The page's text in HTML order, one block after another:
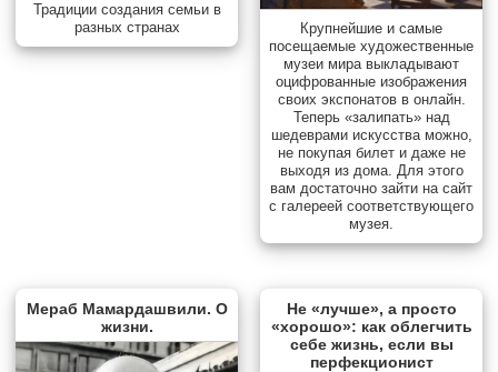
Традиции создания семьи в
разных странах
Крупнейшие и самые
посещаемые художественные
музеи мира выкладывают
оцифрованные изображения
своих экспонатов в онлайн.
Теперь «залипать» над
шедеврами искусства можно,
не покупая билет и даже не
выходя из дома. Для этого
вам достаточно зайти на сайт
с галереей соответствующего
музея.
Мераб Мамардашвили. О
жизни.
Не «лучше», а просто
«хорошо»: как облегчить
себе жизнь, если вы
перфекционист